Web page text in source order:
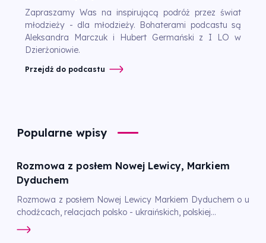
Zapraszamy Was na inspirującą podróż przez świat
młodzieży - dla młodzieży. Bohaterami podcastu są
Aleksandra Marczuk i Hubert Germański z I LO w
Dzierżoniowie.
Przejdź do podcastu
Popularne wpisy
Rozmowa z posłem Nowej Lewicy, Markiem
Dyduchem
Rozmowa z posłem Nowej Lewicy Markiem Dyduchem o u
chodźcach, relacjach polsko - ukraińskich, polskiej...